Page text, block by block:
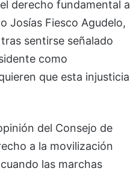
derecho fundamental a
Josías Fiesco Agudelo,
sentirse señalado
como
que esta injusticia
del Consejo de
a la movilización
las marchas